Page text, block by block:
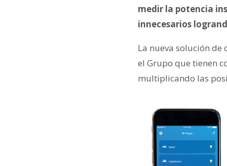
medir la potencia
innecesarios
La nueva solución
el Grupo que tienen
multiplicando las